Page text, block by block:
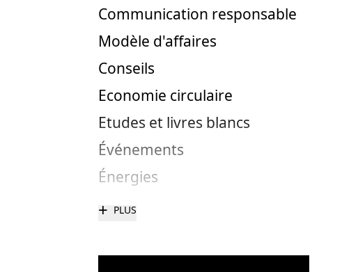
Communication responsable
Modèle d'affaires
Conseils
Economie circulaire
Etudes et livres blancs
Événements
Énergies
+ PLUS